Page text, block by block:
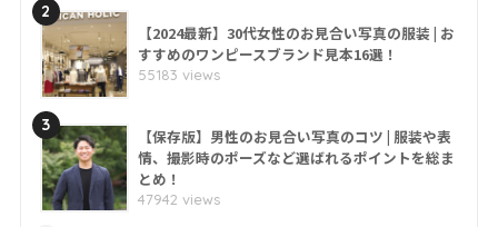
2
【2024最新】30代女性のお見合い写真の服装 | お
すすめのワンピースブランド見本16選！
55183 views
3
【保存版】男性のお見合い写真のコツ | 服装や表
情、撮影時のポーズなど選ばれるポイントを総ま
とめ！
47942 views